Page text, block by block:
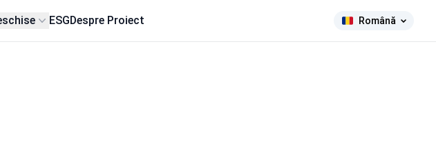
ESGDespre Proiect Română